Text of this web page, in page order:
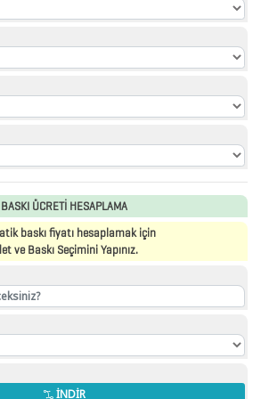
BASKI ÜCRETİ HESAPLAMA
baskı fiyatı hesaplamak için
ve Baskı Seçimini Yapınız.
İNDİR